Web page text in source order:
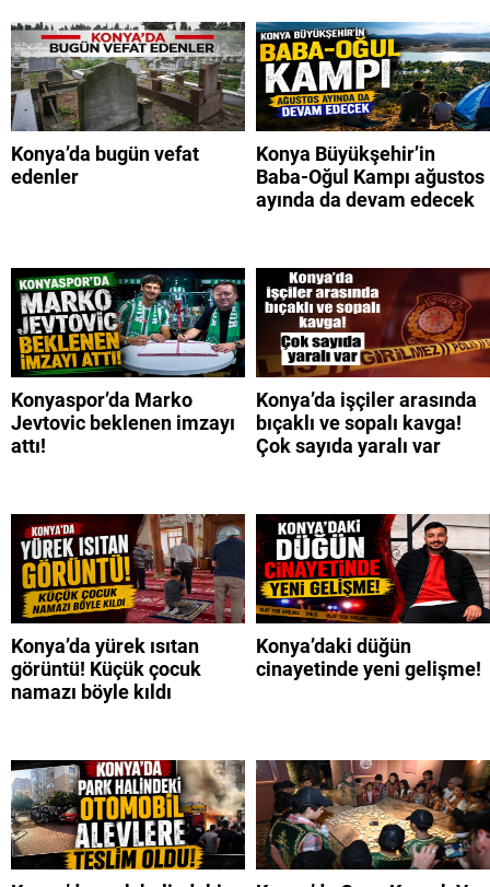
Konya’da bugün vefat
edenler
Konya Büyükşehir’in
Baba-Oğul Kampı ağustos
ayında da devam edecek
Konyaspor’da Marko
Jevtovic beklenen imzayı
attı!
Konya’da işçiler arasında
bıçaklı ve sopalı kavga!
Çok sayıda yaralı var
Konya’da yürek ısıtan
görüntü! Küçük çocuk
namazı böyle kıldı
Konya’daki düğün
cinayetinde yeni gelişme!